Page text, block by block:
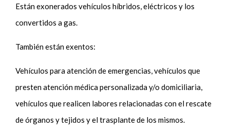
Están exonerados vehículos híbridos, eléctricos y los
convertidos a gas.
También están exentos:
Vehículos para atención de emergencias, vehículos que
presten atención médica personalizada y/o domiciliaria,
vehículos que realicen labores relacionadas con el rescate
de órganos y tejidos y el trasplante de los mismos.